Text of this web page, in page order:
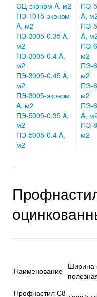
ОЦ-эконом A, м2
ПЭ-1015-эконом
A, м2
ПЭ-3005-0.35 A,
м2
ПЭ-3005-0.4 A,
м2
ПЭ-3005-0.45 A,
м2
ПЭ-3005-эконом
A, м2
ПЭ-5005-0.35 A,
м2
ПЭ-5005-0.4 A,
м2
ПЭ-
A, м2
ПЭ-
A, м2
ПЭ-
м2
ПЭ-
м2
ПЭ-
м2
ПЭ-
A, м2
ПЭ-
м2
Наименование Ширина
Профнастил С8